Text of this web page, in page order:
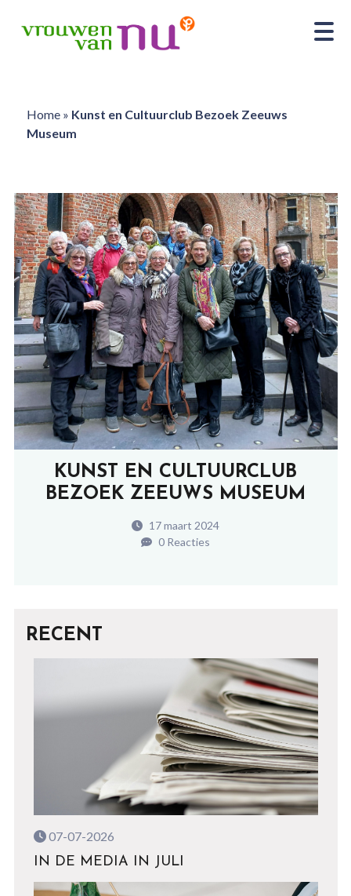
Home» Kunst en Cultuurclub Bezoek Zeeuws
Museum
KUNST EN CULTUURCLUB
BEZOEK ZEEUWS MUSEUM
17 maart 2024
0 Reacties
RECENT
07-07-2026
IN DE MEDIA IN JULI